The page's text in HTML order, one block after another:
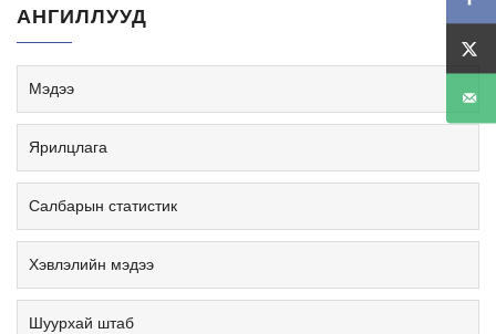
АНГИЛЛУУД
Мэдээ
Ярилцлага
Салбарын статистик
Хэвлэлийн мэдээ
Шуурхай штаб